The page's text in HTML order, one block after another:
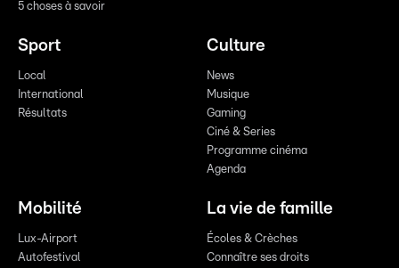
5 choses à savoir
Sport
Local
International
Résultats
Culture
News
Musique
Gaming
Ciné & Series
Programme cinéma
Agenda
Mobilité
Lux-Airport
Autofestival
La vie de famille
Écoles & Crèches
Connaître ses droits